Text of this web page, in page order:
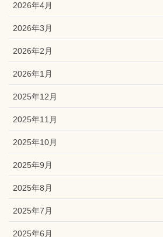
2026年4月
2026年3月
2026年2月
2026年1月
2025年12月
2025年11月
2025年10月
2025年9月
2025年8月
2025年7月
2025年6月